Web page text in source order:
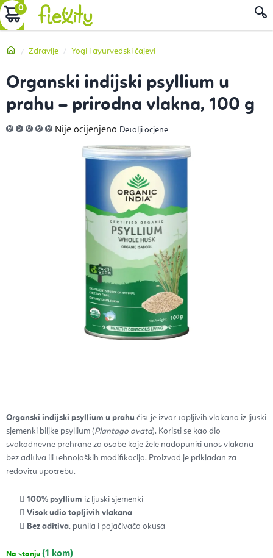
Preskoči
na
KOŠARICA
Početna
Zdravlje Yogi i ayurvedski čajevi
Organski indijski psyllium u prahu čist je izvor topljivih vlakana iz ljuski
sjemenki biljke psyllium (Plantago ovata). Koristi se kao dio
svakodnevne prehrane za osobe koje žele nadopuniti unos vlakana
bez aditiva ili tehnoloških modifikacija. Proizvod je prikladan za
redovitu upotrebu.
100% psyllium iz ljuski sjemenki
Visok udio topljivih vlakana
Bez aditiva, punila i pojačivača okusa
Na stanju (1 kom)
Organski indijski psyllium u
prahu – prirodna vlakna, 100 g
Prosječna
ocjena
Nije ocijenjeno Detalji ocjene